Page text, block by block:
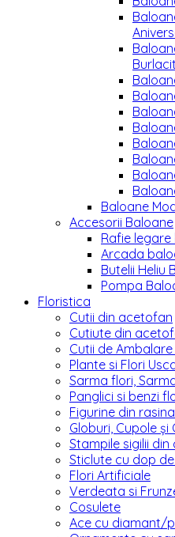
Baloane
Accesorii Baloane
Rafie
Arcada
Butelii Heliu
Pompa
Floristica
Cutii din acetofan
Cutiute din
Cutii de
Plante si Flori
Sarma flori,
Panglici si benzi
Figurine din
Globuri, Cupole și
Stampile sigilii din
Sticlute cu dop
Flori Artificiale
Verdeata si
Cosulete
Ace cu diamant/